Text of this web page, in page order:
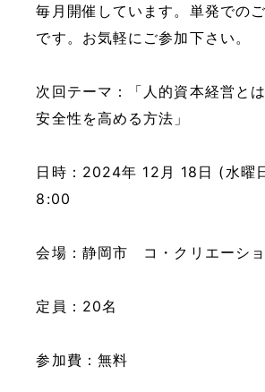
毎月開催しています。単発での
です。お気軽にご参加下さい。
次回テーマ：「人的資本経営と
安全性を高める方法」
日時：2024年 12月 18日 (水曜
8:00
会場：静岡市 コ・クリエーシ
定員：20名
参加費：無料